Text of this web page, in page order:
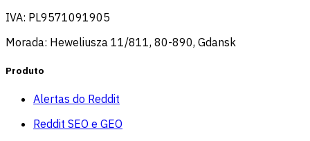
IVA: PL9571091905
Morada: Heweliusza 11/811, 80-890, Gdansk
Produto
Alertas do Reddit
Reddit SEO e GEO